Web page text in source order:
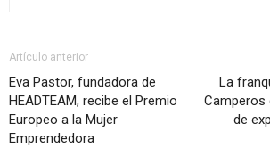
Artículo anterior
Eva Pastor, fundadora de
HEADTEAM, recibe el Premio
Europeo a la Mujer
Emprendedora
La
Camperos
de